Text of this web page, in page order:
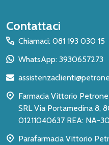
Inizio
del
piè
pagina
Contattaci
Chiamaci: 081 193 030 15
WhatsApp: 3930657273
Farmacia Vittorio
SRL Via Portamedina 8, 80134 - Napoli NA P.IVA:
01211040637 REA: NA-
Parafarmacia Vittorio